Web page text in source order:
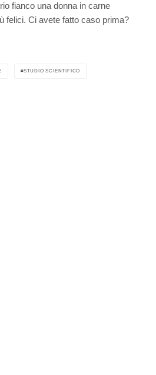
fianco una donna in carne
felici. Ci avete fatto caso prima?
STUDIO SCIENTIFICO